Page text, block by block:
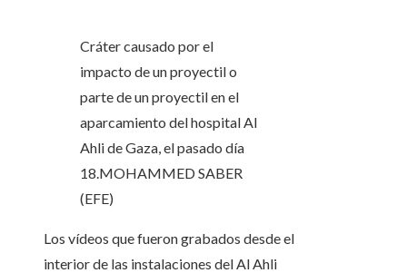
Cráter causado por el
impacto de un proyectil o
parte de un proyectil en el
aparcamiento del hospital Al
Ahli de Gaza, el pasado día
18. MOHAMMED SABER
(EFE)
Los vídeos que fueron grabados desde el
interior de las instalaciones del Al Ahli